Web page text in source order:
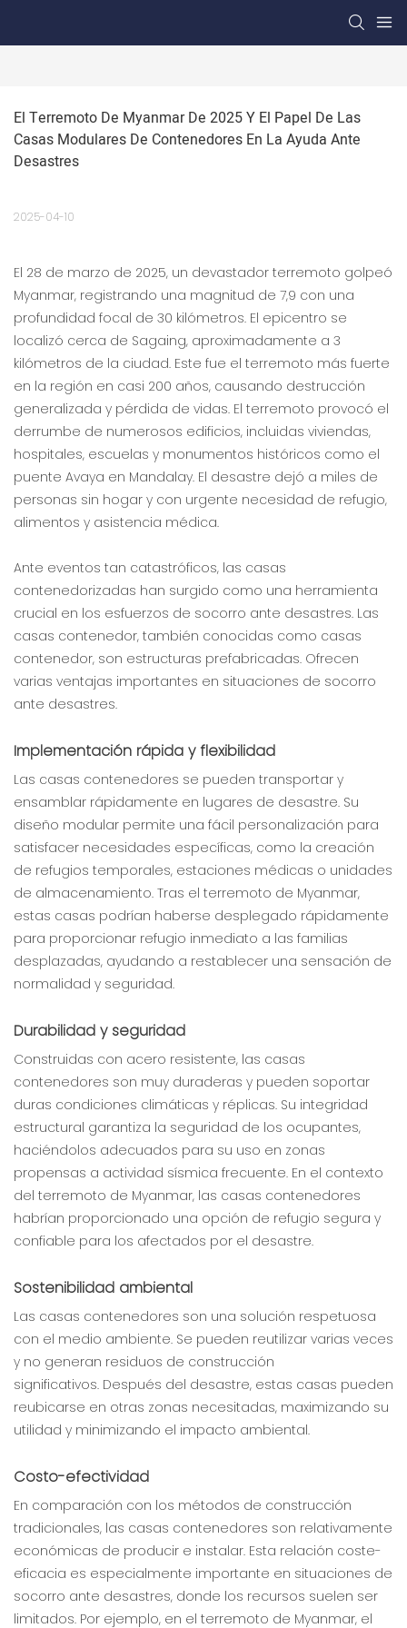
El Terremoto De Myanmar De 2025 Y El Papel De Las
Casas Modulares De Contenedores En La Ayuda Ante
Desastres
2025-04-10
El 28 de marzo de 2025, un devastador terremoto golpeó
Myanmar, registrando una magnitud de 7,9 con una
profundidad focal de 30 kilómetros. El epicentro se
localizó cerca de Sagaing, aproximadamente a 3
kilómetros de la ciudad. Este fue el terremoto más fuerte
en la región en casi 200 años, causando destrucción
generalizada y pérdida de vidas. El terremoto provocó el
derrumbe de numerosos edificios, incluidas viviendas,
hospitales, escuelas y monumentos históricos como el
puente Avaya en Mandalay. El desastre dejó a miles de
personas sin hogar y con urgente necesidad de refugio,
alimentos y asistencia médica.
Ante eventos tan catastróficos, las casas
contenedorizadas han surgido como una herramienta
crucial en los esfuerzos de socorro ante desastres. Las
casas contenedor, también conocidas como casas
contenedor, son estructuras prefabricadas. Ofrecen
varias ventajas importantes en situaciones de socorro
ante desastres.
Implementación rápida y flexibilidad
Las casas contenedores se pueden transportar y
ensamblar rápidamente en lugares de desastre. Su
diseño modular permite una fácil personalización para
satisfacer necesidades específicas, como la creación
de refugios temporales, estaciones médicas o unidades
de almacenamiento. Tras el terremoto de Myanmar,
estas casas podrían haberse desplegado rápidamente
para proporcionar refugio inmediato a las familias
desplazadas, ayudando a restablecer una sensación de
normalidad y seguridad.
Durabilidad y seguridad
Construidas con acero resistente, las casas
contenedores son muy duraderas y pueden soportar
duras condiciones climáticas y réplicas. Su integridad
estructural garantiza la seguridad de los ocupantes,
haciéndolos adecuados para su uso en zonas
propensas a actividad sísmica frecuente. En el contexto
del terremoto de Myanmar, las casas contenedores
habrían proporcionado una opción de refugio segura y
confiable para los afectados por el desastre.
Sostenibilidad ambiental
Las casas contenedores son una solución respetuosa
con el medio ambiente. Se pueden reutilizar varias veces
y no generan residuos de construcción
significativos. Después del desastre, estas casas pueden
reubicarse en otras zonas necesitadas, maximizando su
utilidad y minimizando el impacto ambiental.
Costo-efectividad
En comparación con los métodos de construcción
tradicionales, las casas contenedores son relativamente
económicas de producir e instalar. Esta relación coste-
eficacia es especialmente importante en situaciones de
socorro ante desastres, donde los recursos suelen ser
limitados. Por ejemplo, en el terremoto de Myanmar, el